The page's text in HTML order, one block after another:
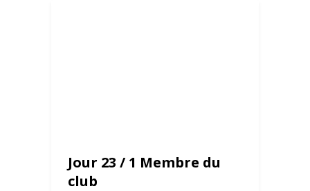
Jour 23 / 1 Membre du
club